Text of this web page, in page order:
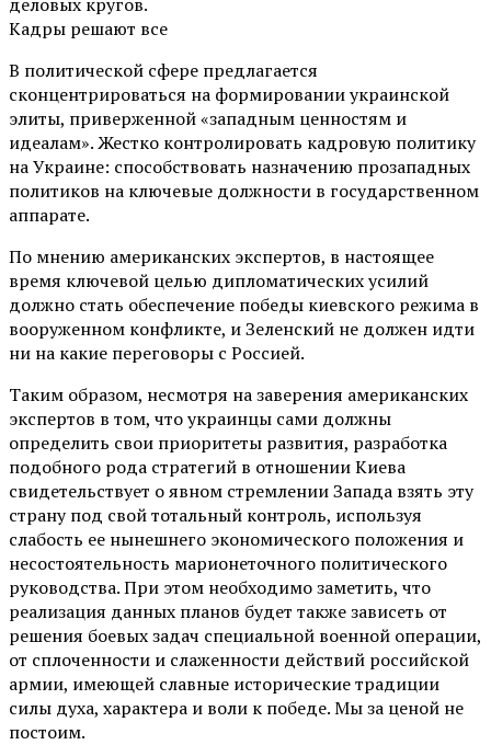
Кадры решают все
В политической сфере предлагается
сконцентрироваться на формировании украинской
элиты, приверженной «западным ценностям и
идеалам». Жестко контролировать кадровую политику
на Украине: способствовать назначению прозападных
политиков на ключевые должности в государственном
аппарате.
По мнению американских экспертов, в настоящее
время ключевой целью дипломатических усилий
должно стать обеспечение победы киевского режима в
вооруженном конфликте, и Зеленский не должен идти
ни на какие переговоры с Россией.
Таким образом, несмотря на заверения американских
экспертов в том, что украинцы сами должны
определить свои приоритеты развития, разработка
подобного рода стратегий в отношении Киева
свидетельствует о явном стремлении Запада взять эту
страну под свой тотальный контроль, используя
слабость ее нынешнего экономического положения и
несостоятельность марионеточного политического
руководства. При этом необходимо заметить, что
реализация данных планов будет также зависеть от
решения боевых задач специальной военной операции,
от сплоченности и слаженности действий российской
армии, имеющей славные исторические традиции
силы духа, характера и воли к победе. Мы за ценой не
постоим.